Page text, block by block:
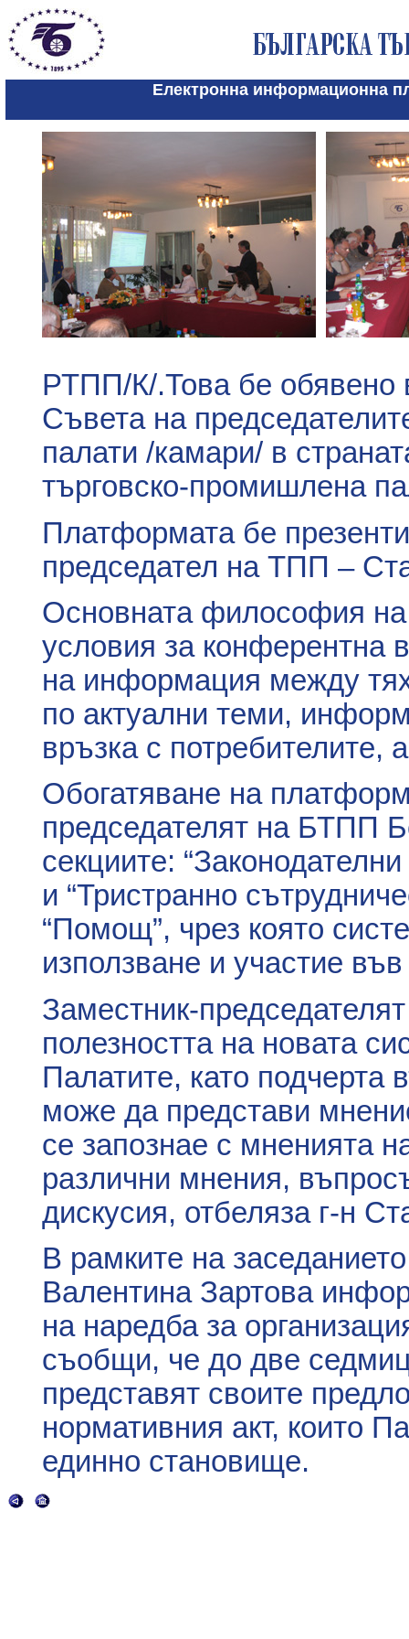
Електронна информационна
РТПП/К/.Това бе обявено
Съвета на
палати /камари/ в
търговско-промишлена
Платформата бе
председател на ТПП –
Основната философия
условия за конферентна
на информация между
по актуални теми,
връзка с потребителите,
Обогатяване на
председателят на БТПП
секциите:
и “Тристранно
“Помощ”, чрез която
използване и участие
Заместник-
полезността на новата
Палатите, като подчерта
може да представи
се запознае с мненията
различни мнения,
дискусия, отбеляза г-н
В рамките на
Валентина Зартова
на наредба за
съобщи, че до две
представят своите
нормативния акт, които
единно становище.